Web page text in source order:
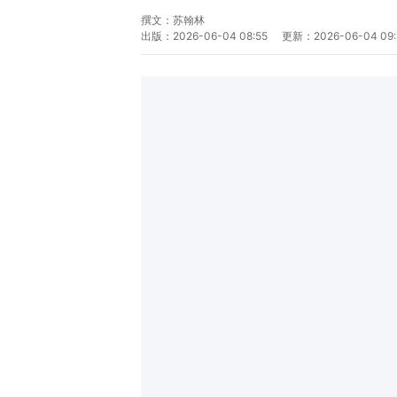
撰文： 苏翰林
出版： 2026-06-04 08:55 更新： 2026-06-04